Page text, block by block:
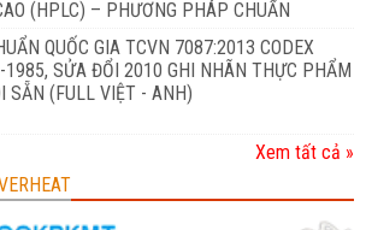
(HPLC) – PHƯƠNG PHÁP CHUẨN
QUỐC GIA TCVN 7087:2013 CODEX
1985, SỬA ĐỔI 2010 GHI NHÃN THỰC PHẨM
SẴN (FULL VIỆT - ANH)
Xem tất cả »